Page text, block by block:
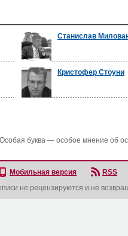
Станислав
Кристофер Стоуни
буква — особое мнение об
Мобильная версия
RSS
не рецензируются и не